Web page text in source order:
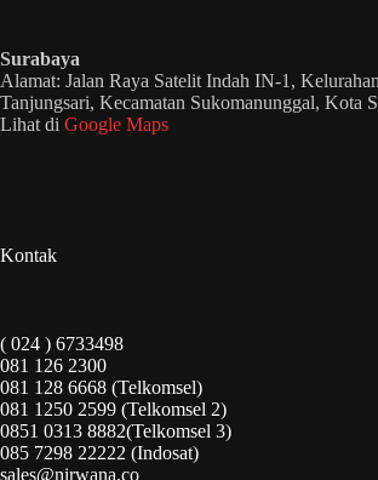
Surabaya
Alamat: Jalan Raya Satelit Indah IN-1, Kelurahan
Tanjungsari, Kecamatan Sukomanunggal, Kota
Lihat di Google Maps
Kontak
( 024 ) 6733498
081 126 2300
081 128 6668 (Telkomsel)
081 1250 2599 (Telkomsel 2)
0851 0313 8882(Telkomsel 3)
085 7298 22222 (Indosat)
sales@nirwana.co